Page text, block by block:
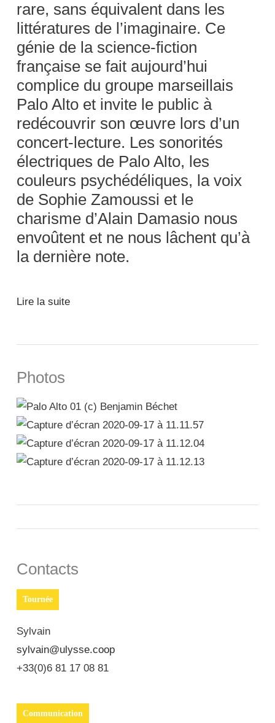
rare, sans équivalent dans les
littératures de l’imaginaire. Ce
génie de la science-fiction
française se fait aujourd’hui
complice du groupe marseillais
Palo Alto et invite le public à
redécouvrir son œuvre lors d’un
concert-lecture. Les sonorités
électriques de Palo Alto, les
couleurs psychédéliques, la voix
de Sophie Zamoussi et le
charisme d’Alain Damasio nous
envoûtent et ne nous lâchent qu’à
la dernière note.
Lire la suite
Photos
Contacts
Tournée
Sylvain
sylvain@ulysse.coop
+33(0)6 81 17 08 81
Communication